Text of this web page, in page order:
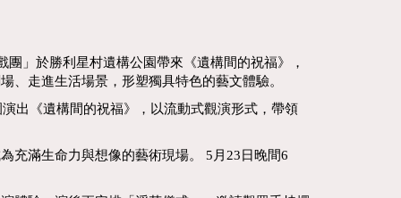
」於勝利星村遺構公園帶來《遺構間的祝福》，
、走進生活場景，形塑獨具特色的藝文體驗。
出《遺構間的祝福》，以流動式觀演形式，帶領
充滿生命力與想像的藝術現場。 5月23日晚間6